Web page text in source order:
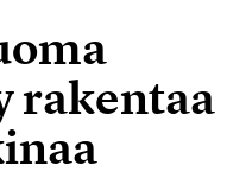
rakentaa